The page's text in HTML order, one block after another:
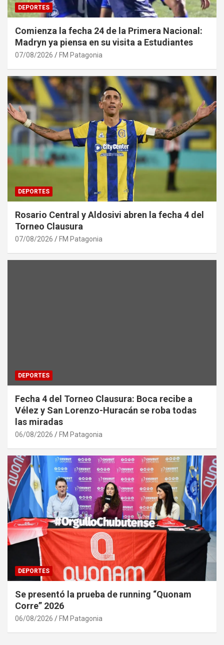
DEPORTES
Comienza la fecha 24 de la Primera Nacional:
Madryn ya piensa en su visita a Estudiantes
07/08/2026 FM Patagonia
DEPORTES
Rosario Central y Aldosivi abren la fecha 4 del
Torneo Clausura
07/08/2026 FM Patagonia
DEPORTES
Fecha 4 del Torneo Clausura: Boca recibe a
Vélez y San Lorenzo-Huracán se roba todas
las miradas
06/08/2026 FM Patagonia
DEPORTES
Se presentó la prueba de running “Quonam
Corre” 2026
06/08/2026 FM Patagonia